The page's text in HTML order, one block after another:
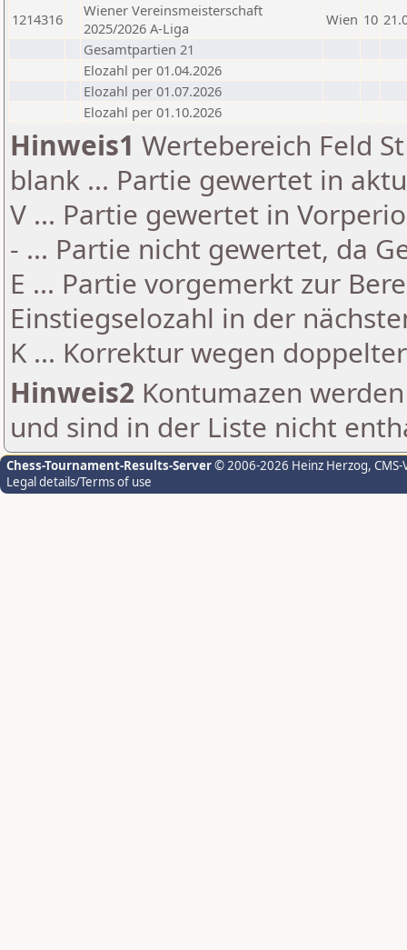
1214316
Wiener Vereinsmeisterschaft
2025/2026 A-Liga
Wien 10
Gesamtpartien 21
Elozahl per 01.04.2026
Elozahl per 01.07.2026
Elozahl per 01.10.2026
Hinweis1 Wertebereich Feld
blank ... Partie gewertet in
V ... Partie gewertet in
- ... Partie nicht gewertet, da
E ... Partie vorgemerkt zur
Einstiegselozahl in der
K ... Korrektur wegen
Hinweis2 Kontumazen
und sind in der Liste nicht
Chess-Tournament-Results-Server© 2006-2026 Heinz Herzog,
Legal details/Terms of use